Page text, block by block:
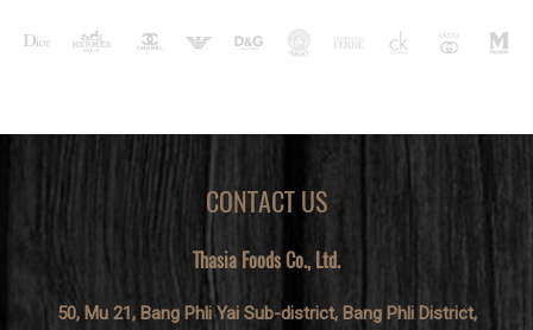
CONTACT US
Thasia Foods Co., Ltd.
50, Mu 21, Bang Phli Yai Sub-district, Bang Phli District,